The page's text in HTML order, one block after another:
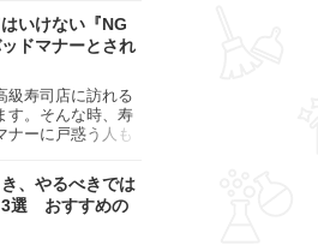
うサインが関係
ばれる人の特徴
も焦らない対処
の注意点を詳し
いけない『NG
ドマナーとされ
級寿司店に訪れる
す。そんな時、寿
ナーに戸惑う人も
やってはいけない
ックしましょう。
、やるべきでは
3選 おすすめの